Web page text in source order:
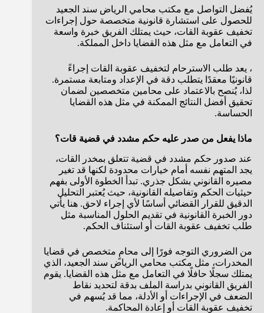
يُفضل التواصل مع مكتب محامي الرياض سند الجعيد
للحصول على استشارة قانونية متخصصة حول إجراءات
تخفيف عقوبة القات، حيث يمتلك الفريق خبرة واسعة
في التعامل مع مثل هذه القضايا داخل المملكة.
، يعد طلب الاسترحام لتخفيف عقوبة القات إجراءً
قانونيًا معقدًا يتطلب دقة في الإعداد ومتابعة مستمرة.
لذا، يُنصح بالاعتماد على محامين متخصصين لضمان
تحقيق أفضل النتائج الممكنة في مثل هذه القضايا
الحساسة.
ماذا يفعل من صدر عليه حكم مشدد في قضية قات؟
عند صدور حكم مشدد في قضية تتعلق بمخدر القات،
يجد المتهم نفسه أمام خيارات محدودة لكنها قد تغير
مصيره القانوني بشكل جذري. تبدأ الخطوة الأولى بفهم
حيثيات الحكم وتفاصيله القانونية، حيث يُعتبر التحليل
الدقيق للقرار القضائي أساسًا لأي إجراء لاحق. هنا يأتي
دور الخبرة القانونية في تقديم الحلول المناسبة مثل
طلب تخفيف عقوبة القات أو استئناف الحكم.
من الضروري التوجه فورًا إلى محامٍ متخصص في قضايا
المخدرات، مثل مكتب محامي الرياض سند الجعيد، الذي
يمتلك سجلًا حافلًا في التعامل مع مثل هذه القضايا. يقوم
الفريق القانوني بدراسة الملف بدقة لتحديد نقاط
الضعف في الإجراءات أو الأدلة، مما قد يُسهم في
تخفيف عقوبة القات أو إعادة المحاكمة.